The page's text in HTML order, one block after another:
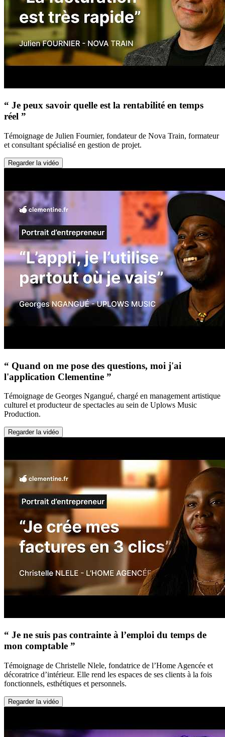
“ Je peux savoir quelle est la rentabilité en temps
réel ”
Témoignage de Julien Fournier, fondateur de Nova Train, formateur
et consultant spécialisé en gestion de projet.
Regarder la vidéo
“ Quand on me pose des questions, moi j'ai
l'application Clementine ”
Témoignage de Georges Ngangué, chargé en management artistique
culturel et producteur de spectacles au sein de Uplows Music
Production.
Regarder la vidéo
“ Je ne suis pas contrainte à l’emploi du temps de
mon comptable ”
Témoignage de Christelle Nlele, fondatrice de l’Home Agencée et
décoratrice d’intérieur. Elle rend les espaces de ses clients à la fois
fonctionnels, esthétiques et personnels.
Regarder la vidéo